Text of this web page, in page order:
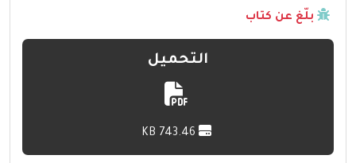
بلّغ عن كتاب
التحميل